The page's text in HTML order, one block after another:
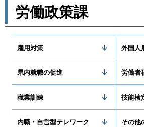
労働政策課
雇用対策 外国人
県内就職の促進 労働者
職業訓練 技能検
内職・自営型テレワーク その他